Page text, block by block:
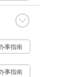
事指南
事指南